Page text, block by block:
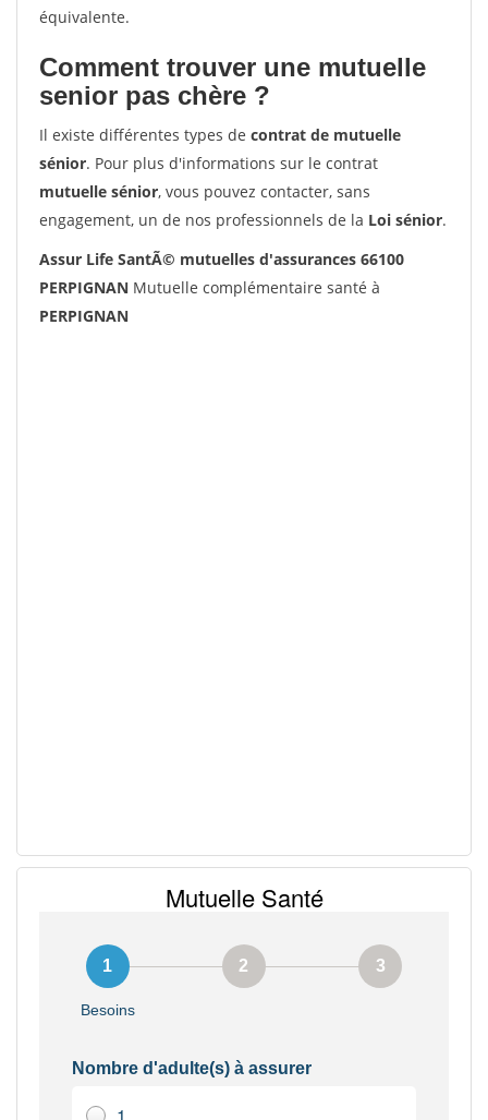
équivalente.
Comment trouver une mutuelle
senior pas chère ?
Il existe différentes types de contrat de mutuelle
sénior. Pour plus d'informations sur le contrat
mutuelle sénior, vous pouvez contacter, sans
engagement, un de nos professionnels de la Loi sénior.
Assur Life SantÃ© mutuelles d'assurances 66100
PERPIGNAN Mutuelle complémentaire santé à
PERPIGNAN